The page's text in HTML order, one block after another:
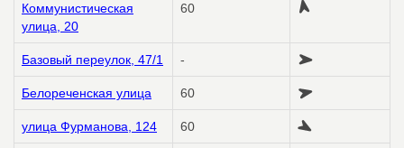
Коммунистическая
улица, 20
60
Базовый переулок, 47/1 -
Белореченская улица 60
улица Фурманова, 124 60